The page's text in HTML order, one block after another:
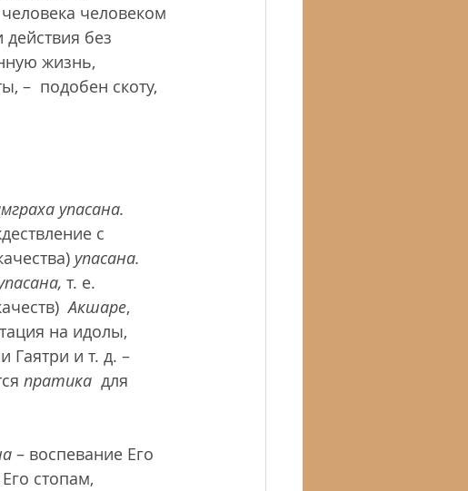
человеком
действия без
жизнь,
–  подобен скоту,
упасана.
с
упасана.
т. е.
Акшаре,
на идолы,
и т. д. –
пратика
  для
– воспевание Его
стопам,